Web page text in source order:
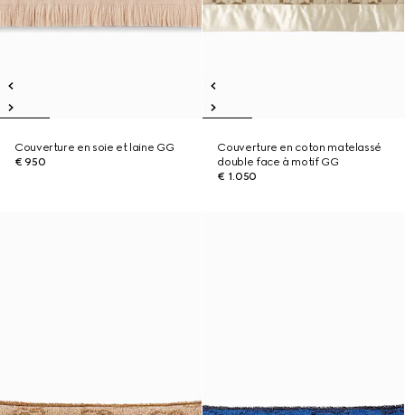
Couverture en soie et laine GG
€ 950
Couverture en coton matelassé
double face à motif GG
€ 1.050